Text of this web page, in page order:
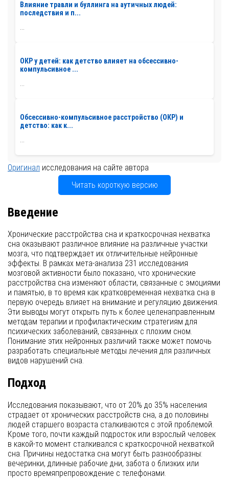
Влияние травли и буллинга на аутичных людей:
последствия и п...
...
ОКР у детей: как детство влияет на обсессивно-
компульсивное ...
...
Обсессивно-компульсивное расстройство (ОКР) и
детство: как к...
Оригинал исследования на сайте автора
Читать короткую версию
Введение
Хронические расстройства сна и краткосрочная нехватка
сна оказывают различное влияние на различные участки
мозга, что подтверждает их отличительные нейронные
эффекты. В рамках мета-анализа 231 исследования
мозговой активности было показано, что хронические
расстройства сна изменяют области, связанные с эмоциями
и памятью, в то время как кратковременная нехватка сна в
первую очередь влияет на внимание и регуляцию движения.
Эти выводы могут открыть путь к более целенаправленным
методам терапии и профилактическим стратегиям для
психических заболеваний, связанных с плохим сном.
Понимание этих нейронных различий также может помочь
разработать специальные методы лечения для различных
видов нарушений сна.
Подход
Исследования показывают, что от 20% до 35% населения
страдает от хронических расстройств сна, а до половины
людей старшего возраста сталкиваются с этой проблемой.
Кроме того, почти каждый подросток или взрослый человек
в какой-то момент сталкивался с краткосрочной нехваткой
сна. Причины недостатка сна могут быть разнообразны:
вечеринки, длинные рабочие дни, забота о близких или
просто времяпрепровождение с телефонами.